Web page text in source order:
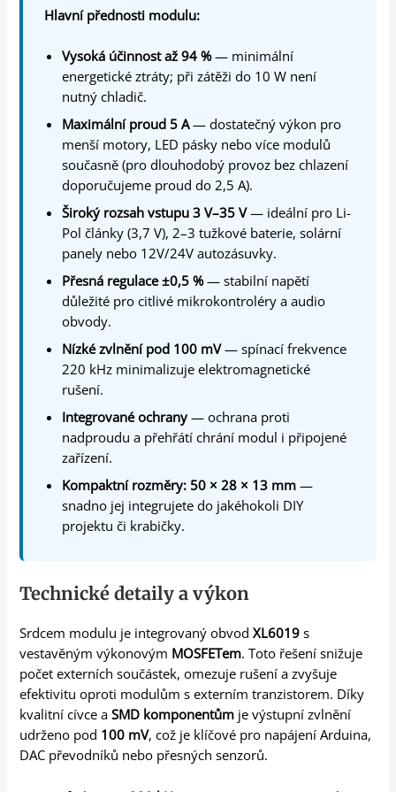
Hlavní přednosti modulu:
Vysoká účinnost až 94 %— minimální
energetické ztráty; při zátěži do 10 W není
nutný chladič.
Maximální proud 5 A— dostatečný výkon pro
menší motory, LED pásky nebo více modulů
současně (pro dlouhodobý provoz bez chlazení
doporučujeme proud do 2,5 A).
Široký rozsah vstupu 3 V–35 V— ideální pro Li-
Pol články (3,7 V), 2–3 tužkové baterie, solární
panely nebo 12V/24V autozásuvky.
Přesná regulace ±0,5 %— stabilní napětí
důležité pro citlivé mikrokontroléry a audio
obvody.
Nízké zvlnění pod 100 mV— spínací frekvence
220 kHz minimalizuje elektromagnetické
rušení.
Integrované ochrany — ochrana proti
nadproudu a přehřátí chrání modul i připojené
zařízení.
Kompaktní rozměry: 50 × 28 × 13 mm —
snadno jej integrujete do jakéhokoli DIY
projektu či krabičky.
Technické detaily a výkon
Srdcem modulu je integrovaný obvodXL6019 s
vestavěným výkonovým MOSFETem. Toto řešení snižuje
počet externích součástek, omezuje rušení a zvyšuje
efektivitu oproti modulům s externím tranzistorem. Díky
kvalitní cívce aSMD komponentům je výstupní zvlnění
udrženo pod 100 mV, což je klíčové pro napájení Arduina,
DAC převodníků nebo přesných senzorů.